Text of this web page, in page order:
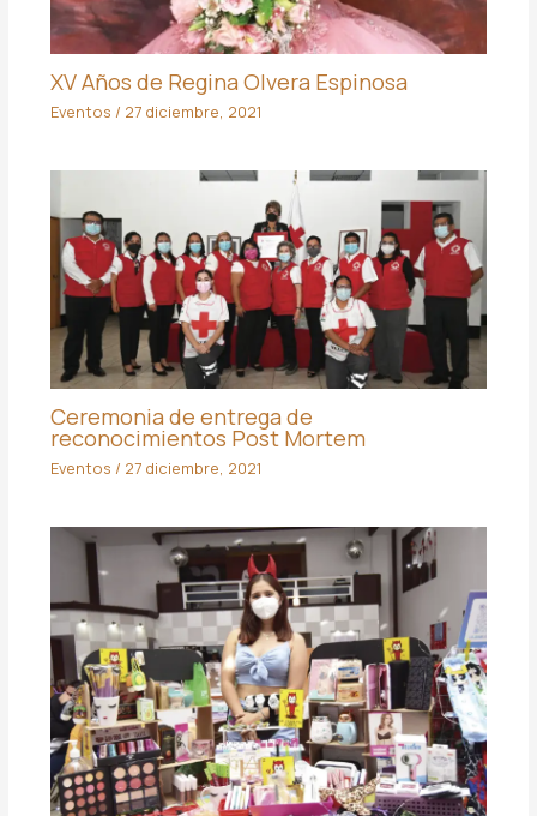
XV Años de Regina Olvera Espinosa
Eventos / 27 diciembre, 2021
Ceremonia de entrega de
reconocimientos Post Mortem
Eventos / 27 diciembre, 2021